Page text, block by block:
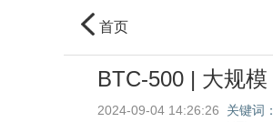
首页
BTC-500 | 大规
2024-09-04 14:26:26
关键词